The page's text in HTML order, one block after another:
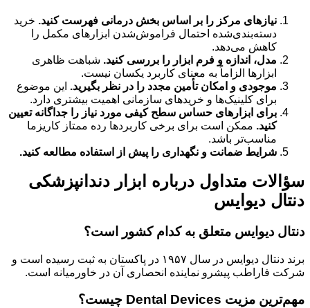
نیازهای مرکز را بر اساس بخش درمانی فهرست کنید. خرید
دسته‌بندی‌شده احتمال فراموش‌شدن ابزارهای مکمل را
کاهش می‌دهد.
مدل، اندازه و فرم ابزار را بررسی کنید. شباهت ظاهری
ابزارها الزاماً به معنای کاربرد یکسان نیست.
موجودی و امکان تأمین مجدد را در نظر بگیرید. این موضوع
برای کلینیک‌ها و خریدهای سازمانی اهمیت بیشتری دارد.
برای ابزارهای حساس سطح کیفی مورد نیاز را جداگانه تعیین
کنید. ممکن است برای برخی کاربردها رده ممتاز کاریزما
مناسب‌تر باشد.
شرایط ضمانت و نگهداری را پیش از استفاده مطالعه کنید.
سؤالات متداول درباره ابزار دندانپزشکی
دنتال دیوایس
دنتال دیوایس متعلق به کدام کشور است؟
برند دنتال دیوایس در سال ۱۹۵۷ در پاکستان به ثبت رسیده است و
شرکت فاراطب پیشرو نماینده انحصاری آن در خاورمیانه است.
مهم‌ترین مزیت Dental Devices چیست؟